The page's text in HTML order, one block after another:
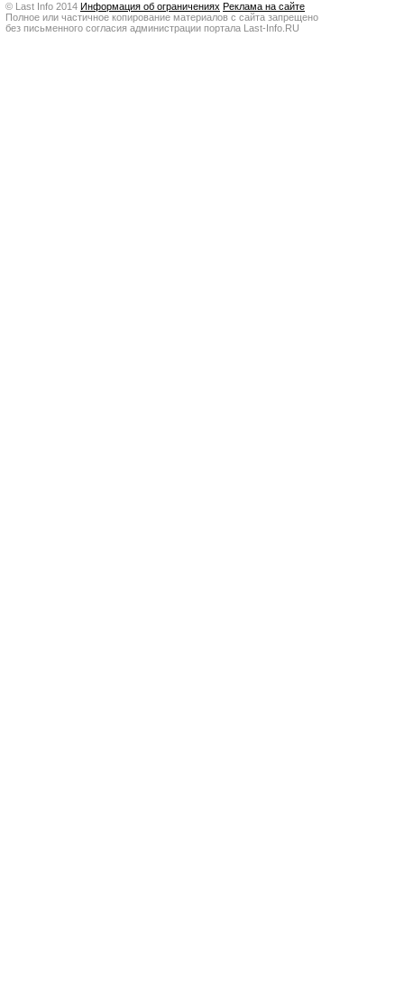
© Last Info 2014 Информация об ограничениях Реклама на сайте
Полное или частичное копирование материалов с сайта запрещено
без письменного согласия администрации портала Last-Info.RU